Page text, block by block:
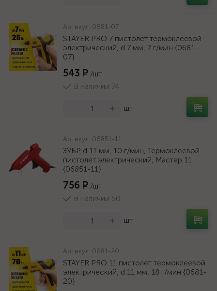
Артикул: 0681-07
STAYER PRO 7 пистолет термоклеевой
электрический, d 7 мм, 7 г/мин {0681-
07}
543 ₽ /шт
В наличии 74
+ шт
Артикул: 06851-11
ЗУБР d 11 мм, 10 г/мин, Термоклеевой
пистолет электрический, Мастер 11
{06851-11}
756 ₽ /шт
В наличии 50
+ шт
Артикул: 0681-20
STAYER PRO 11 пистолет термоклеевой
электрический, d 11 мм, 18 г/мин {0681-
20}